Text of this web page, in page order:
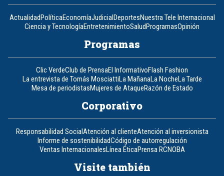
ActualidadPolíticaEconomíaJudicialDeportesNuestra Tele Internacional
Ciencia y TecnologíaEntretenimientoSaludProgramasOpinión
Programas
Clic VerdeClub de PrensaEl InformativoFlash Fashion
La entrevista de Tomás MosciattiLa MañanaLa NocheLa Tarde
Mesa de periodistasMujeres de AtaqueRazón de Estado
Corporativo
Responsabilidad SocialAtención al clienteAtención al inversionista
Informe de sostenibilidadCódigo de autorregulación
Ventas InternacionalesLínea ÉticaPrensa RCNOBA
Visite también